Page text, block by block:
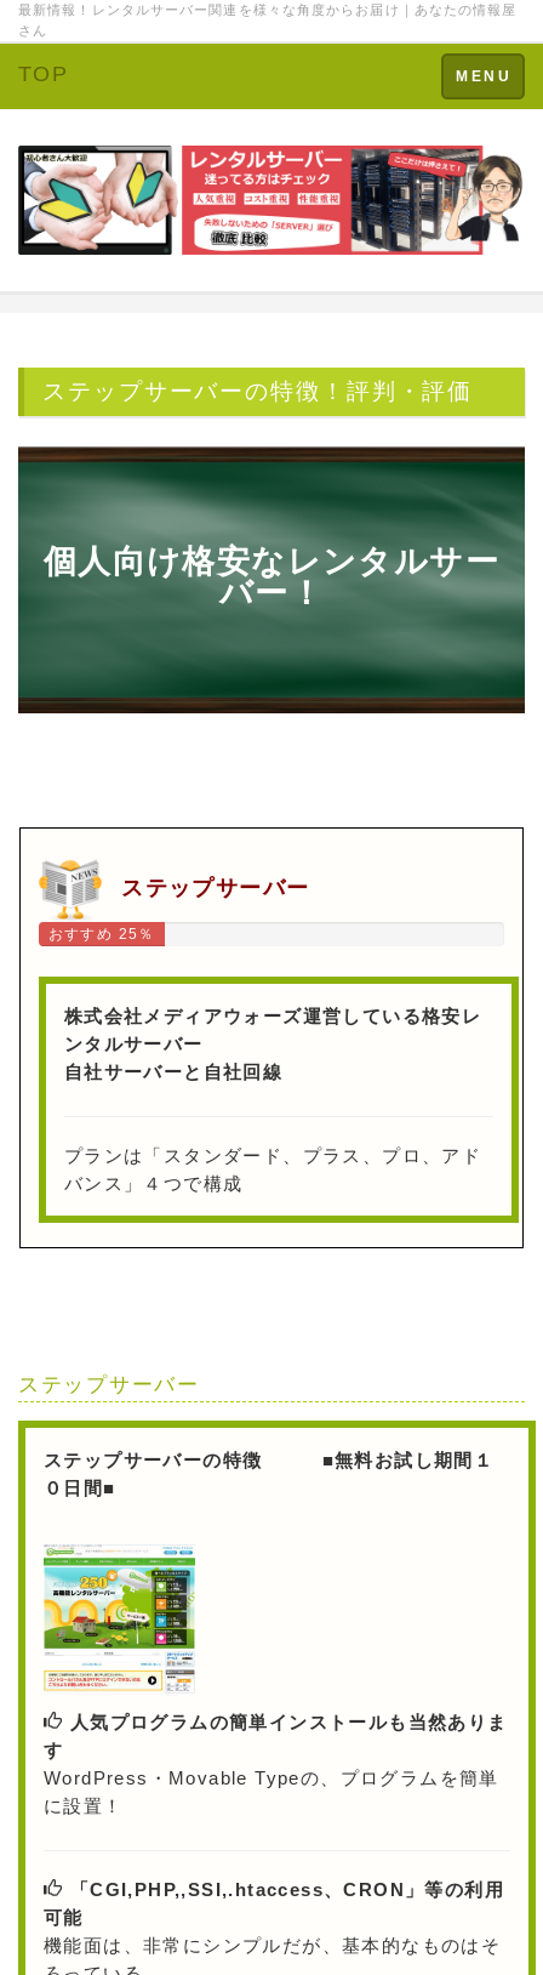
最新情報！レンタルサーバー関連を様々な角度からお届け｜あなたの情報屋
さん
Toggle
navigation
MENU
TOP
ステップサーバーの特徴！評判・評価
個人向け格安なレンタルサー
バー！
ステップサーバー
おすすめ 25％
株式会社メディアウォーズ運営している格安レ
ンタルサーバー
自社サーバーと自社回線
プランは「スタンダード、プラス、プロ、アド
バンス」４つで構成
ステップサーバー
ステップサーバーの特徴 ■無料お試し期間１
０日間■
人気プログラムの簡単インストールも当然ありま
す
WordPress・Movable Typeの、プログラムを簡単
に設置！
「CGI,PHP,,SSI,.htaccess、CRON」等の利用
可能
機能面は、非常にシンプルだが、基本的なものはそ